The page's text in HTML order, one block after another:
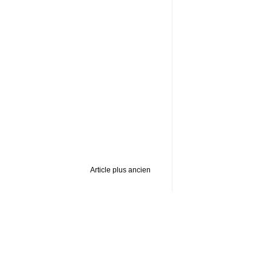
Article plus ancien